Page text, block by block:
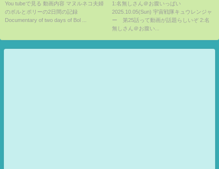
You tubeで見る 動画内容 マヌルネコ夫婦
のボルとポリーの2日間の記録
Documentary of two days of Bol ...
1:名無しさん＠お腹いっぱい
2025.10.05(Sun) 宇宙戦隊キュウレンジャ
ー 第25話って動画が話題らしいぞ 2:名
無しさん＠お腹い...